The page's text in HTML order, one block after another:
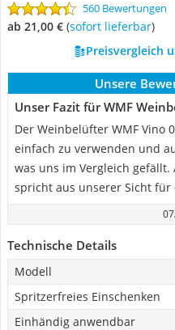
560 Bewertungen
ab 21,00 € ( Sofort lieferbar)
Preisvergleich
Unsere
Unser Fazit für WMF
Der Weinbelüfter WMF Vino
einfach zu verwenden und
was uns im Vergleich
spricht aus unserer Sicht für
Technische Details
Modell
Spritzerfreies Einschenken
Einhändig anwendbar